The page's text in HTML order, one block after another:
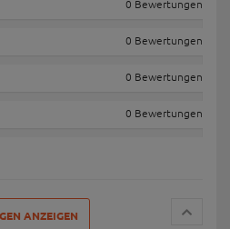
0 Bewertungen
0 Bewertungen
0 Bewertungen
0 Bewertungen
ANZEIGEN